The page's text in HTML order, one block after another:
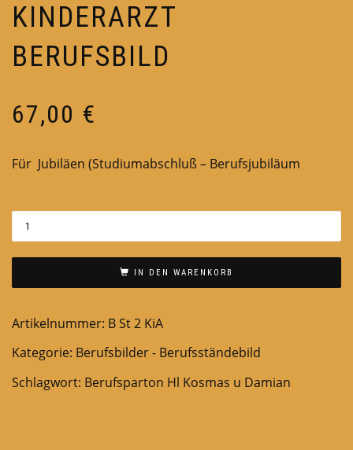
KINDERARZT
BERUFSBILD
67,00 €
Für Jubiläen (Studiumabschluß – Berufsjubiläum
IN DEN WARENKORB
Artikelnummer: B St 2 KiA
Kategorie: Berufsbilder - Berufsständebild
Schlagwort: Berufsparton Hl Kosmas u Damian